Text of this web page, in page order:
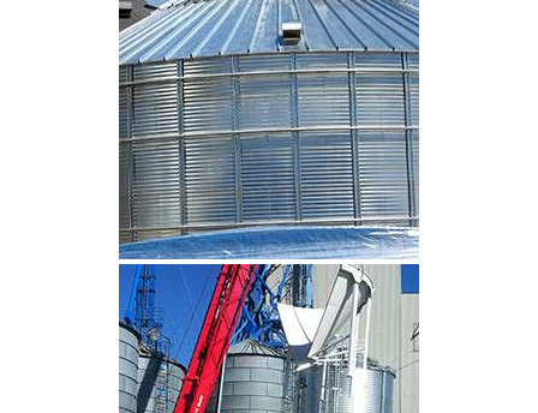
CLIQUEZ POUR AGRANDIR